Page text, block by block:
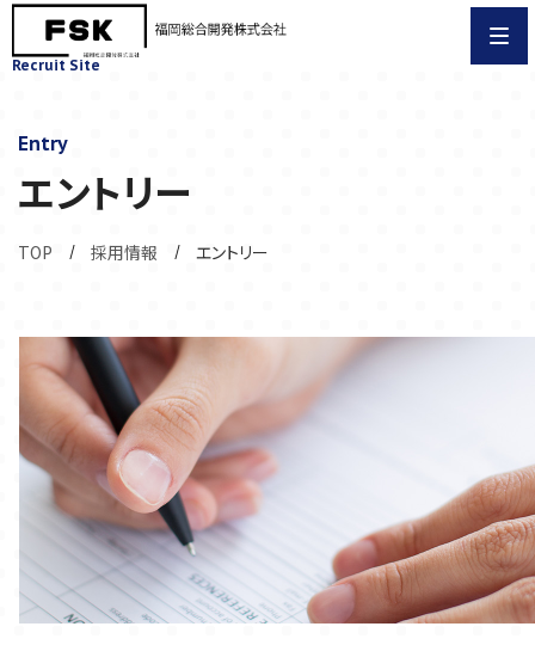
Recruit Site
Entry
エントリー
TOP 採用情報 エントリー